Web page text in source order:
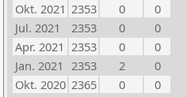
Okt. 2021 2353 0
0
Jul. 2021
2353 0
0
Apr. 2021 2353 0
0
Jan. 2021 2353 2
0
Okt. 2020 2365 0
0